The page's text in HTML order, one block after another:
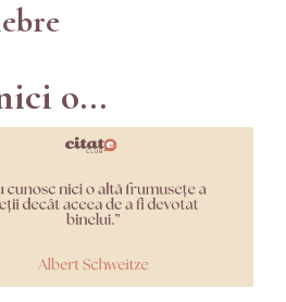
o...